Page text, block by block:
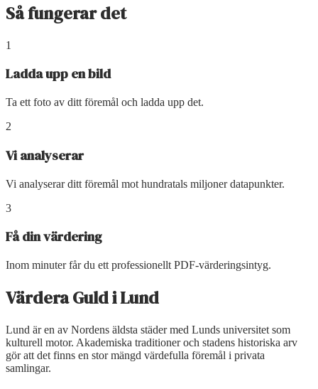
Så fungerar det
1
Ladda upp en bild
Ta ett foto av ditt föremål och ladda upp det.
2
Vi analyserar
Vi analyserar ditt föremål mot hundratals miljoner datapunkter.
3
Få din värdering
Inom minuter får du ett professionellt PDF-värderingsintyg.
Värdera GuldiLund
Lund är en av Nordens äldsta städer med Lunds universitet som
kulturell motor. Akademiska traditioner och stadens historiska arv
gör att det finns en stor mängd värdefulla föremål i privata
samlingar.